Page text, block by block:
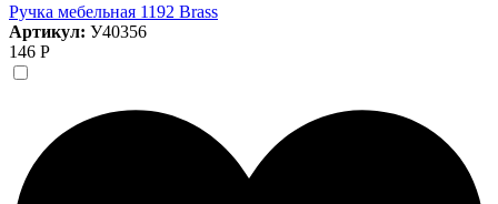
Ручка мебельная 1192 Brass
Артикул: У40356
146 Р